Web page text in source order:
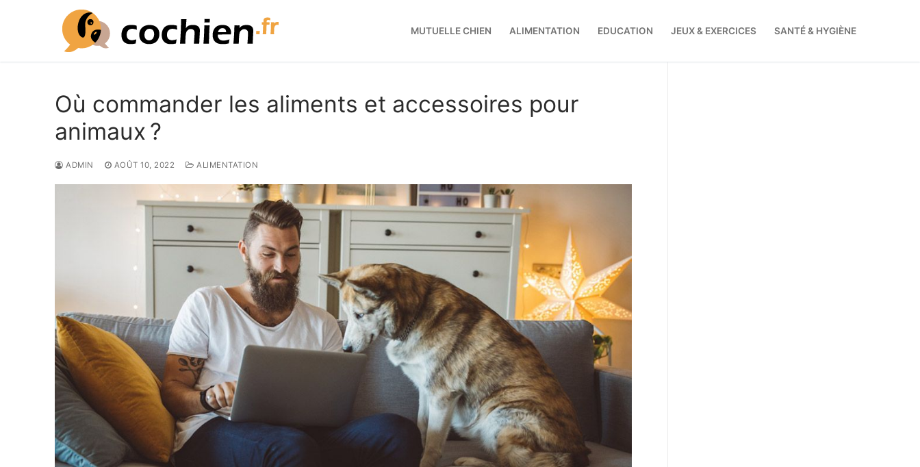
MUTUELLE CHIEN ALIMENTATION EDUCATION JEUX & EXERCICES SANTÉ & HYGIÈNE
Où commander les aliments et accessoires pour
animaux ?
ADMIN AOÛT 10, 2022 ALIMENTATION